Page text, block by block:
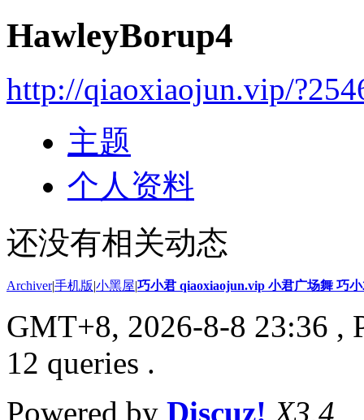
HawleyBorup4
http://qiaoxiaojun.vip/
主题
个人资料
还没有相关动态
Archiver|手机版|小黑屋|巧小君 qiaoxiaojun.vip 小君广场舞 巧
GMT+8, 2026-8-8 23:36 ,
12 queries .
Powered by Discuz! X3.4